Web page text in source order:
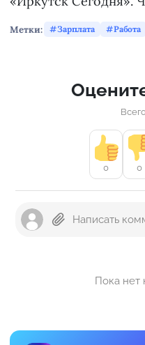
Метки: Зарплата Работа
0 0
Пока нет